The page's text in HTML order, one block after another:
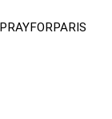
PRAYFORPARIS